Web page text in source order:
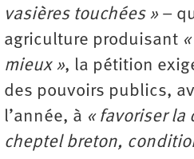
vasières touchées » –
agriculture produisant
mieux », la pétition
des pouvoirs publics,
l’année, à « favoriser
cheptel breton,